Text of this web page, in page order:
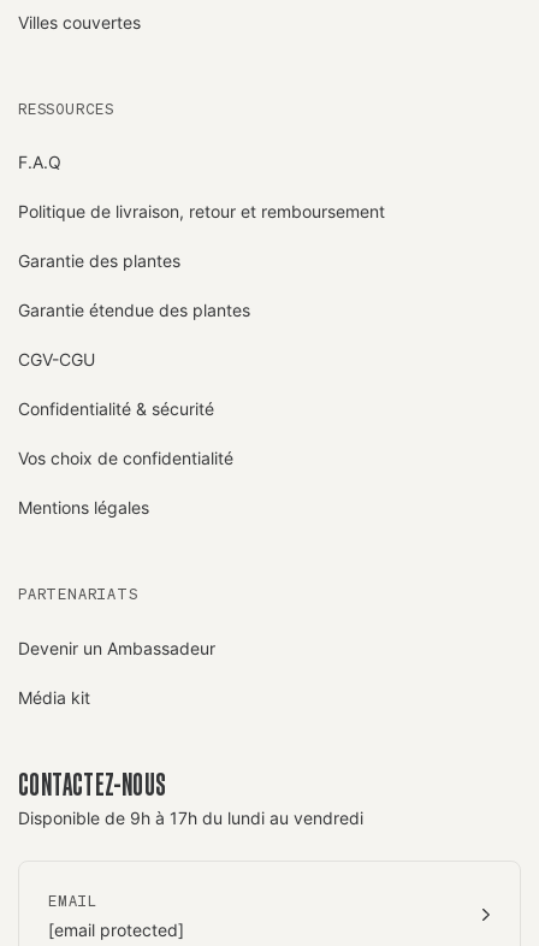
Villes couvertes
RESSOURCES
F.A.Q
Politique de livraison, retour et remboursement
Garantie des plantes
Garantie étendue des plantes
CGV-CGU
Confidentialité & sécurité
Vos choix de confidentialité
Mentions légales
PARTENARIATS
Devenir un Ambassadeur
Média kit
CONTACTEZ-NOUS
Disponible de 9h à 17h du lundi au vendredi
EMAIL
[email protected]